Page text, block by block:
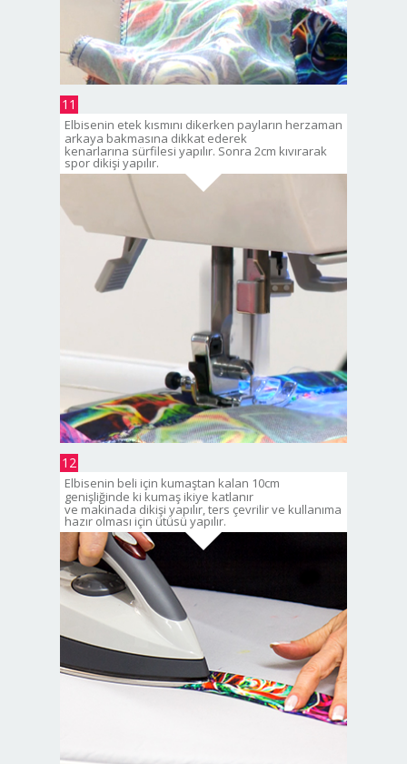
11
Elbisenin etek kısmını dikerken payların herzaman
arkaya bakmasına dikkat ederek
kenarlarına sürfilesi yapılır. Sonra 2cm kıvırarak
spor dikişi yapılır.
12
Elbisenin beli için kumaştan kalan 10cm
genişliğinde ki kumaş ikiye katlanır
ve makinada dikişi yapılır, ters çevrilir ve kullanıma
hazır olması için ütüsü yapılır.